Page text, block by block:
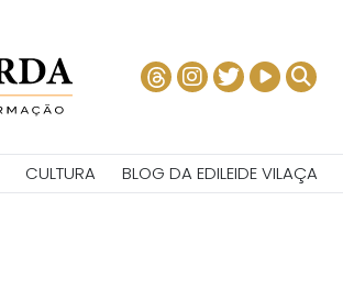
CULTURA BLOG DA EDILEIDE VILAÇA